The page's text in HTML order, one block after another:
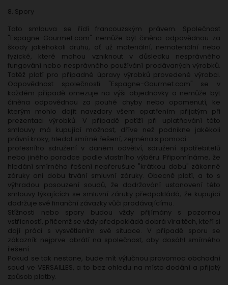
8. Spory
Tato smlouva se řídí francouzským právem. Společnost
"Espagne-Gourmet.com" nemůže být činěna odpovědnou za
škody jakéhokoli druhu, ať už materiální, nemateriální nebo
fyzické, které mohou vzniknout v důsledku nesprávného
fungování nebo nesprávného používání prodávaných výrobků.
Totéž platí pro případné úpravy výrobků provedené výrobci.
Odpovědnost společnosti "Espagne-Gourmet.com" se v
každém případě omezuje na výši objednávky a nemůže být
činěna odpovědnou za pouhé chyby nebo opomenutí, ke
kterým mohlo dojít navzdory všem opatřením přijatým při
prezentaci výrobků. V případě potíží při uplatňování této
smlouvy má kupující možnost, dříve než podnikne jakékoli
právní kroky, hledat smírné řešení, zejména s pomocí :
profesního sdružení v daném odvětví, sdružení spotřebitelů
nebo jiného poradce podle vlastního výběru. Připomínáme, že
hledání smírného řešení nepřerušuje "krátkou dobu" zákonné
záruky ani dobu trvání smluvní záruky. Obecně platí, a to s
výhradou posouzení soudů, že dodržování ustanovení této
smlouvy týkajících se smluvní záruky předpokládá, že kupující
dodržuje své finanční závazky vůči prodávajícímu.
Stížnosti nebo spory budou vždy přijímány s pozornou
vstřícností, přičemž se vždy předpokládá dobrá víra těch, kteří si
dají práci s vysvětlením své situace. V případě sporu se
zákazník nejprve obrátí na společnost, aby dosáhl smírného
řešení.
Pokud se tak nestane, bude mít výlučnou pravomoc obchodní
soud ve VERSAILLES, a to bez ohledu na místo dodání a přijatý
způsob platby.